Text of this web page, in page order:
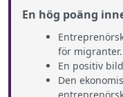
En hög poäng
för migranter.
En positiv
Den